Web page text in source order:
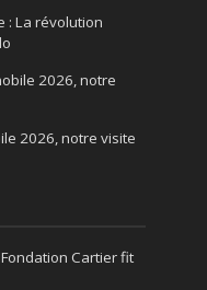
: La révolution
2026, notre
2026, notre visite
Cartier fit